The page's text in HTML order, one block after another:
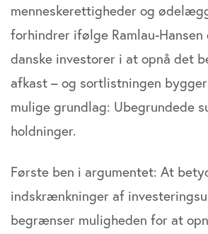
Vi bruger cookies til at tilpasse vores
annoncer, til at vise dig funktioner til
at analysere vores trafik. Vi deler også
din brug af vores website med vores
sociale medier, annonceringspartnere
analysepartnere. Vores partnere kan
data med andre oplysninger, du har
anvende vores hjemmeside.
menneskerettigheder og
forhindrer ifølge Ramlau-Hansen
danske investorer i at opnå det
afkast – og sortlistningen
mulige grundlag: Ubegrundede
holdninger.
Første ben i argumentet: At
indskrænkninger af
begrænser muligheden for at